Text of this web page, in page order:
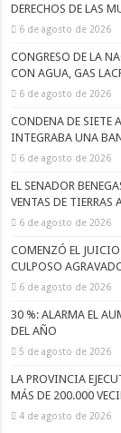
DERECHOS DE LAS
6 de agosto de 2026
CONGRESO DE LA
CON AGUA, GAS
6 de agosto de 2026
CONDENA DE SIETE
INTEGRABA UNA
6 de agosto de 2026
EL SENADOR
VENTAS DE TIERRAS
6 de agosto de 2026
COMENZÓ EL
CULPOSO
6 de agosto de 2026
30 %: ALARMA EL
DEL AÑO
5 de agosto de 2026
LA PROVINCIA
MÁS DE 200.000
4 de agosto de 2026